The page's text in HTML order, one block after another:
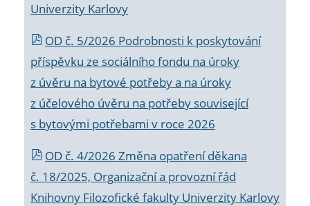
Univerzity Karlovy
OD č. 5/2026 Podrobnosti k poskytování
příspěvku ze sociálního fondu na úroky
z úvěru na bytové potřeby a na úroky
z účelového úvěru na potřeby související
s bytovými potřebami v roce 2026
OD č. 4/2026 Změna opatření děkana
č. 18/2025, Organizační a provozní řád
Knihovny Filozofické fakulty Univerzity Karlovy